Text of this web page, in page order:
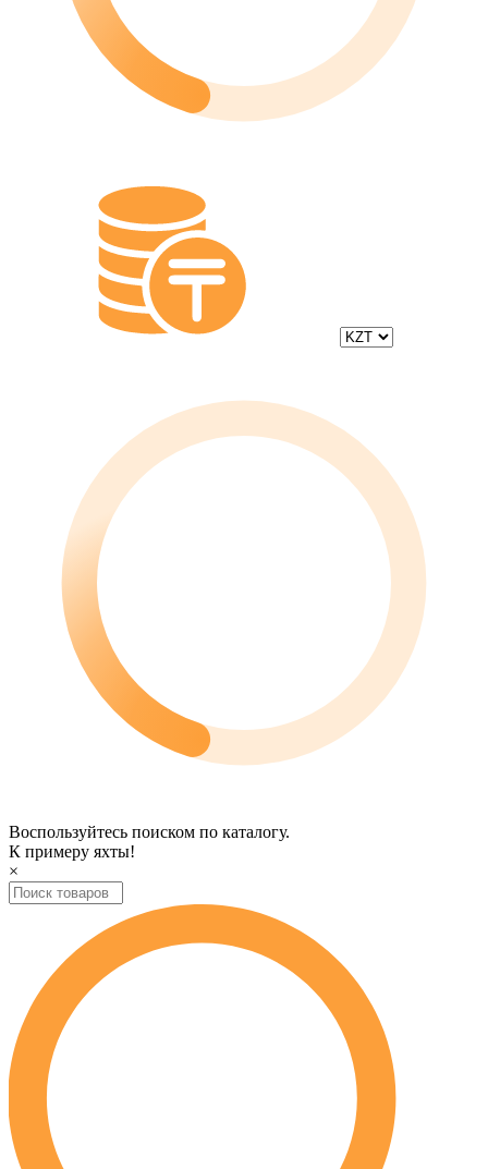
Воспользуйтесь поиском по каталогу.
К примеру яхты!
×